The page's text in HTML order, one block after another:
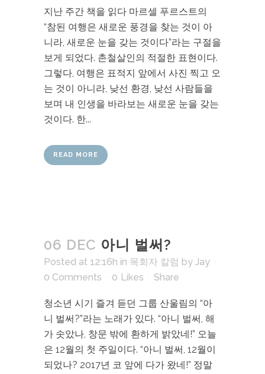
지난 주간 책을 읽다 마르셀 푸르스트의
“참된 여행은 새로운 풍경을 찾는 것이 아
니라, 새로운 눈을 갖는 것이다”라는 구절을
보게 되었다. 촌철살인의 적절한 표현이다.
그렇다, 여행은 표적지 앞에서 사진 찍고 오
는 것이 아니라, 낮선 환경, 낮선 사람들을
보며 내 인생을 바라보는 새로운 눈을 갖는
것이다. 한...
READ MORE
06 DEC 아니 벌써?
Posted at 12:16h in 목회자 칼럼 by Jay
0 Comments
0 Likes Share
청소년 시기 즐겨 듣던 그룹 산울림의 “아
니 벌써?”라는 노래가 있다. “아니 벌써, 해
가 솟았나, 창문 밖에 환하게 밝았네!” 오늘
은 12월의 첫 주일이다. “아니 벌써, 12월이
되었나? 2017년 코 앞에 다가 왔네!” 정말